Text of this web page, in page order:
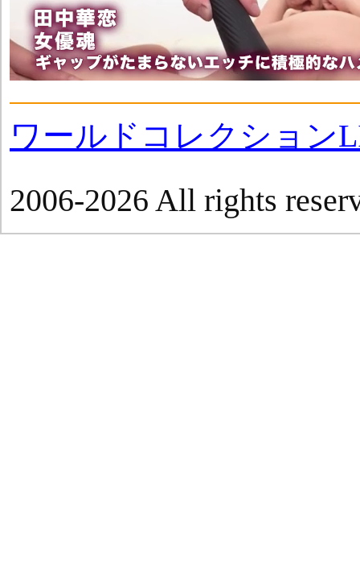
ワールドコレクション
2006-2026 All rights